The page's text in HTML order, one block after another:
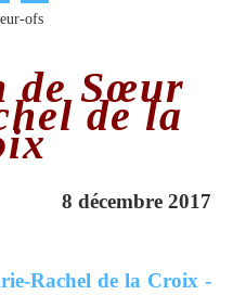
ofs
de Sœur
de la
8 décembre 2017